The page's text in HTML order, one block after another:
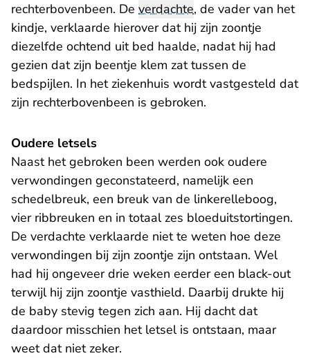
rechterbovenbeen. De verdachte, de vader van het
kindje, verklaarde hierover dat hij zijn zoontje
diezelfde ochtend uit bed haalde, nadat hij had
gezien dat zijn beentje klem zat tussen de
bedspijlen. In het ziekenhuis wordt vastgesteld dat
zijn rechterbovenbeen is gebroken.
Oudere letsels
Naast het gebroken been werden ook oudere
verwondingen geconstateerd, namelijk een
schedelbreuk, een breuk van de linkerelleboog,
vier ribbreuken en in totaal zes bloeduitstortingen.
De verdachte verklaarde niet te weten hoe deze
verwondingen bij zijn zoontje zijn ontstaan. Wel
had hij ongeveer drie weken eerder een black-out
terwijl hij zijn zoontje vasthield. Daarbij drukte hij
de baby stevig tegen zich aan. Hij dacht dat
daardoor misschien het letsel is ontstaan, maar
weet dat niet zeker.